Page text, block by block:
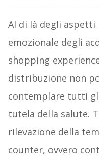
Al di là degli
emozionale degli
shopping
distribuzione non
contemplare tutti
tutela della salute.
rilevazione della
counter, ovvero